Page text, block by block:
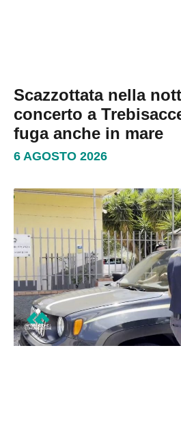
Scazzottata nella
concerto a
fuga anche in mare
6 AGOSTO 2026